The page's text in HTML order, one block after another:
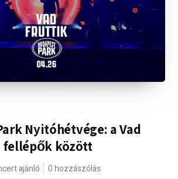
Nyitóhétvége: a Vad
fellépők között
ajánló 0 hozzászólás